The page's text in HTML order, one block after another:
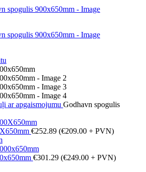
ar apgaismojumu Godhavn spogulis
€252.89 (€209.00 + PVN)
€301.29 (€249.00 + PVN)